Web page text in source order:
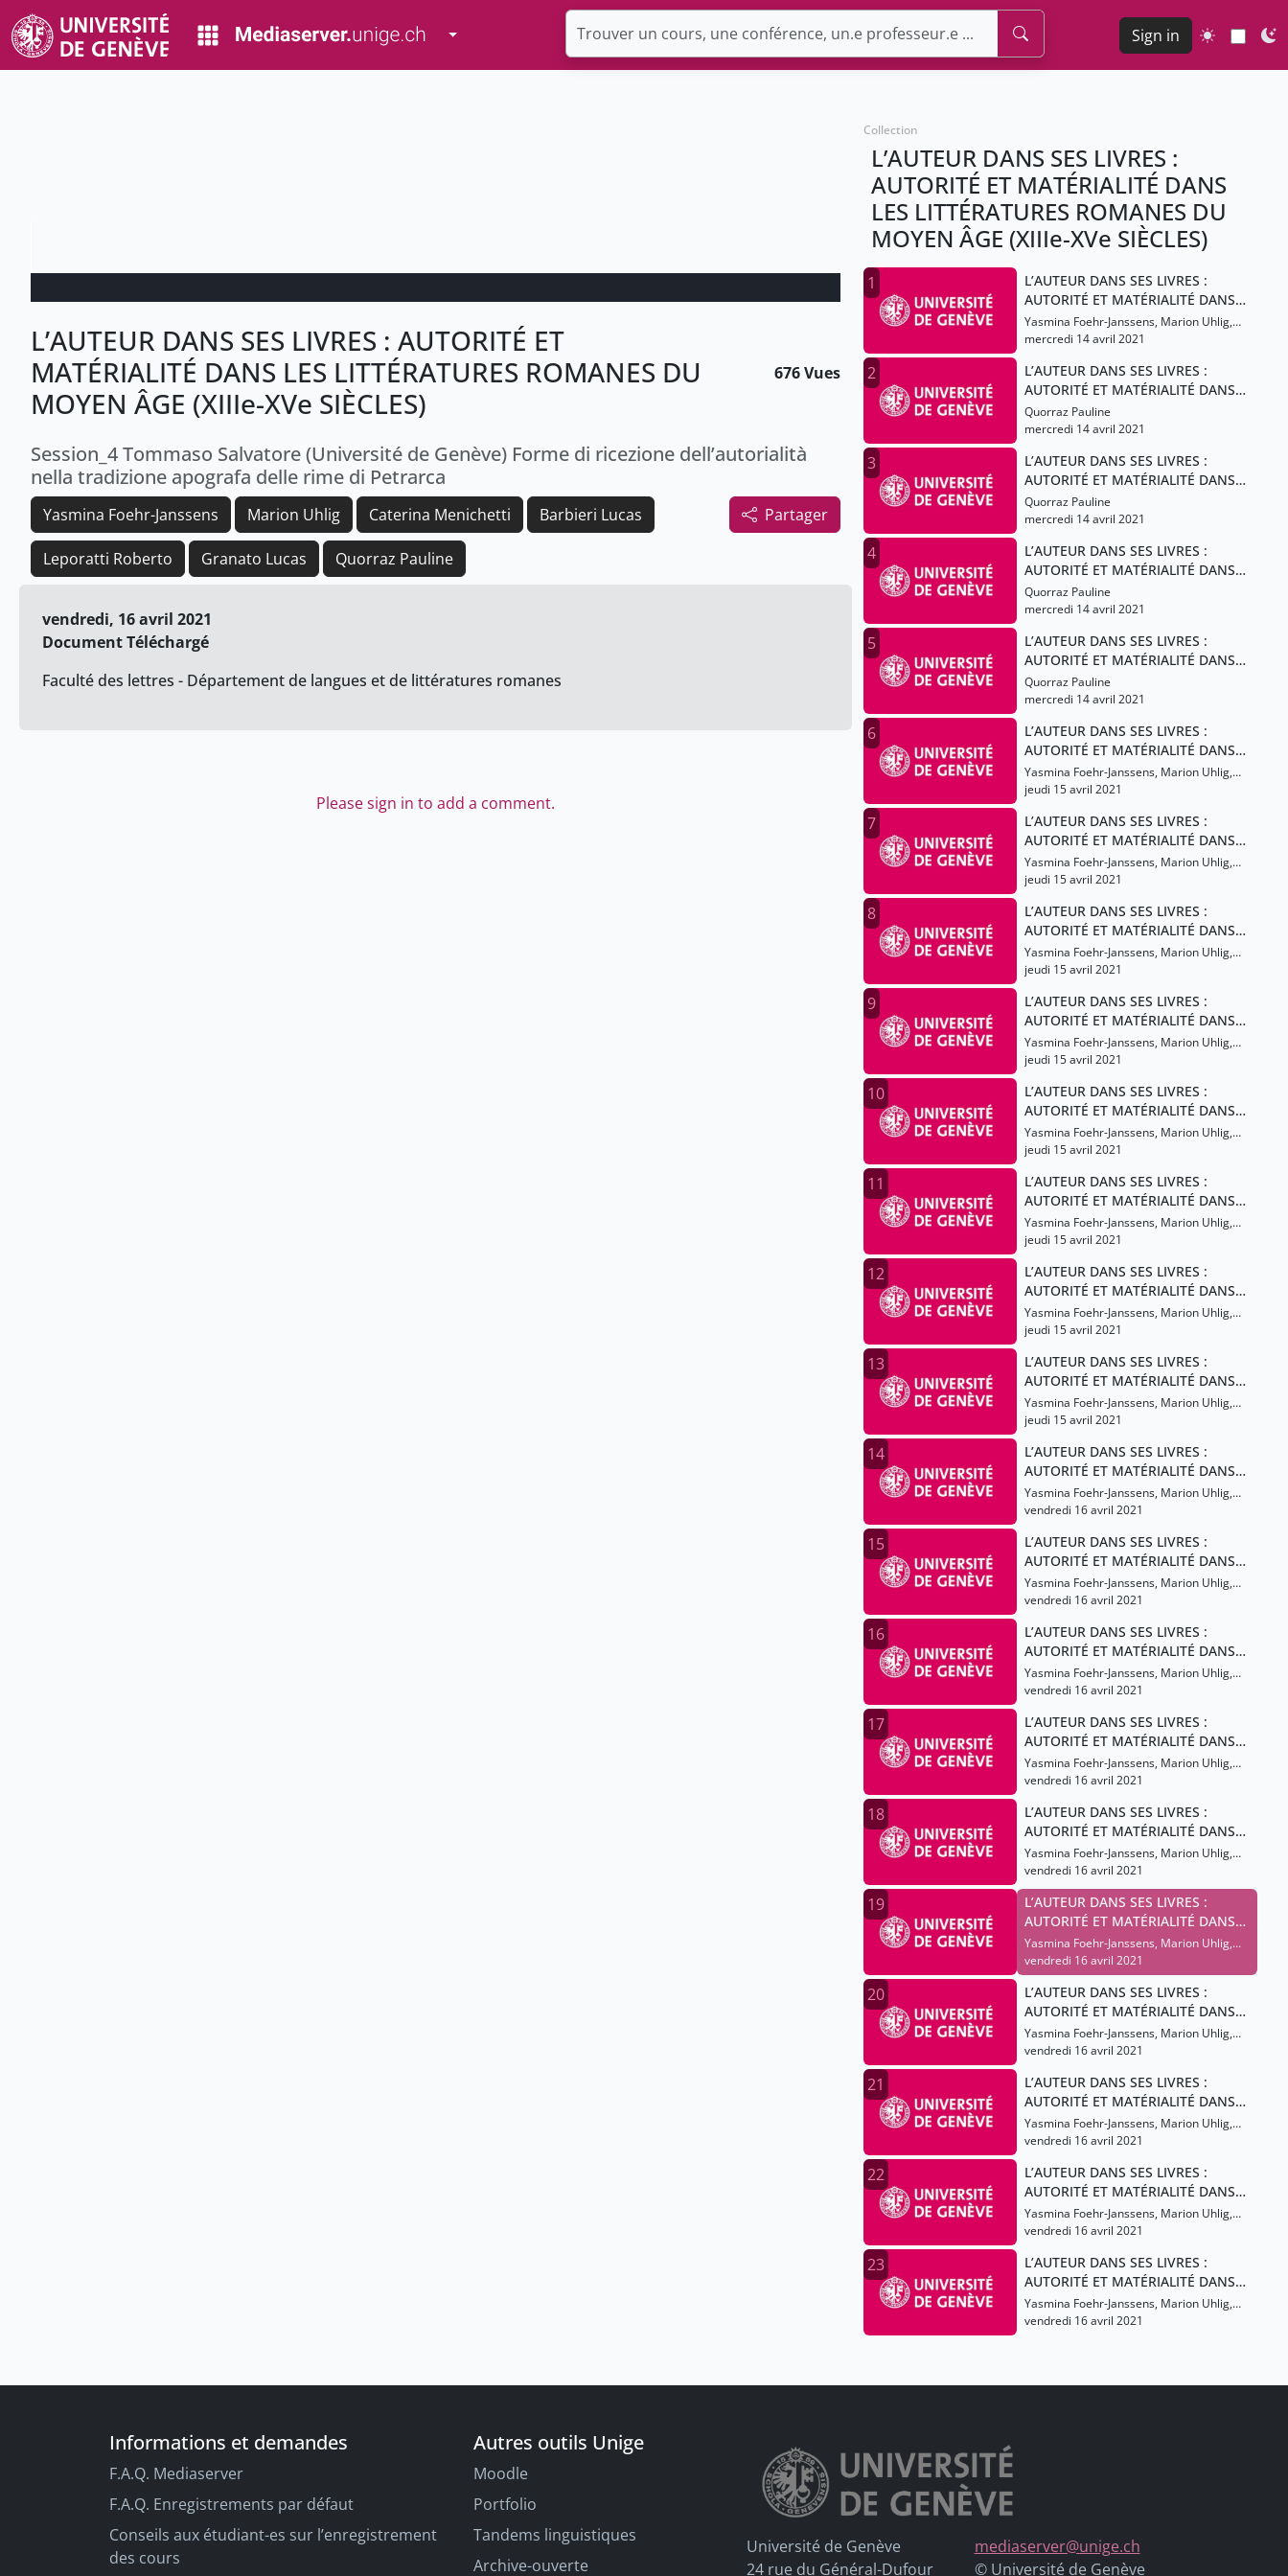
Toggle Dropdown Sign in
L’AUTEUR DANS SES LIVRES : AUTORITÉ ET
MATÉRIALITÉ DANS LES LITTÉRATURES ROMANES DU
MOYEN ÂGE (XIIIe-XVe SIÈCLES)
676 Vues
Session_4 Tommaso Salvatore (Université de Genève) Forme di ricezione dell’autorialità
nella tradizione apografa delle rime di Petrarca
Partager
Yasmina Foehr-Janssens Marion Uhlig Caterina Menichetti Barbieri Lucas
Leporatti Roberto Granato Lucas Quorraz Pauline
vendredi, 16 avril 2021
Document Téléchargé
Faculté des lettres - Département de langues et de littératures romanes
Please sign in to add a comment.
Collection
L’AUTEUR DANS SES LIVRES :
AUTORITÉ ET MATÉRIALITÉ DANS
LES LITTÉRATURES ROMANES DU
MOYEN ÂGE (XIIIe-XVe SIÈCLES)
1
L’AUTEUR DANS SES LIVRES :
AUTORITÉ ET MATÉRIALITÉ DANS
LES LITTÉRATURES ROMANES DU
MOYEN ÂGE (XIIIe-XVe SIÈCLES)
Yasmina Foehr-Janssens, Marion Uhlig,
Caterina Menichetti, Barbieri Lucas,
Quorraz Pauline
mercredi 14 avril 2021
2
L’AUTEUR DANS SES LIVRES :
AUTORITÉ ET MATÉRIALITÉ DANS
LES LITTÉRATURES ROMANES DU
MOYEN ÂGE (XIIIe-XVe SIÈCLES)
Quorraz Pauline
mercredi 14 avril 2021
3
L’AUTEUR DANS SES LIVRES :
AUTORITÉ ET MATÉRIALITÉ DANS
LES LITTÉRATURES ROMANES DU
MOYEN ÂGE (XIIIe-XVe SIÈCLES)
Quorraz Pauline
mercredi 14 avril 2021
4
L’AUTEUR DANS SES LIVRES :
AUTORITÉ ET MATÉRIALITÉ DANS
LES LITTÉRATURES ROMANES DU
MOYEN ÂGE (XIIIe-XVe SIÈCLES)
Quorraz Pauline
mercredi 14 avril 2021
5
L’AUTEUR DANS SES LIVRES :
AUTORITÉ ET MATÉRIALITÉ DANS
LES LITTÉRATURES ROMANES DU
MOYEN ÂGE (XIIIe-XVe SIÈCLES)
Quorraz Pauline
mercredi 14 avril 2021
6
L’AUTEUR DANS SES LIVRES :
AUTORITÉ ET MATÉRIALITÉ DANS
LES LITTÉRATURES ROMANES DU
MOYEN ÂGE (XIIIe-XVe SIÈCLES)
Yasmina Foehr-Janssens, Marion Uhlig,
Caterina Menichetti, Barbieri Lucas,
Quorraz Pauline
jeudi 15 avril 2021
7
L’AUTEUR DANS SES LIVRES :
AUTORITÉ ET MATÉRIALITÉ DANS
LES LITTÉRATURES ROMANES DU
MOYEN ÂGE (XIIIe-XVe SIÈCLES)
Yasmina Foehr-Janssens, Marion Uhlig,
Caterina Menichetti, Barbieri Lucas,
Quorraz Pauline
jeudi 15 avril 2021
8
L’AUTEUR DANS SES LIVRES :
AUTORITÉ ET MATÉRIALITÉ DANS
LES LITTÉRATURES ROMANES DU
MOYEN ÂGE (XIIIe-XVe SIÈCLES)
Yasmina Foehr-Janssens, Marion Uhlig,
Caterina Menichetti, Barbieri Lucas,
Quorraz Pauline
jeudi 15 avril 2021
9
L’AUTEUR DANS SES LIVRES :
AUTORITÉ ET MATÉRIALITÉ DANS
LES LITTÉRATURES ROMANES DU
MOYEN ÂGE (XIIIe-XVe SIÈCLES)
Yasmina Foehr-Janssens, Marion Uhlig,
Caterina Menichetti, Barbieri Lucas,
Quorraz Pauline
jeudi 15 avril 2021
10
L’AUTEUR DANS SES LIVRES :
AUTORITÉ ET MATÉRIALITÉ DANS
LES LITTÉRATURES ROMANES DU
MOYEN ÂGE (XIIIe-XVe SIÈCLES)
Yasmina Foehr-Janssens, Marion Uhlig,
Caterina Menichetti, Barbieri Lucas,
Quorraz Pauline
jeudi 15 avril 2021
11
L’AUTEUR DANS SES LIVRES :
AUTORITÉ ET MATÉRIALITÉ DANS
LES LITTÉRATURES ROMANES DU
MOYEN ÂGE (XIIIe-XVe SIÈCLES)
Yasmina Foehr-Janssens, Marion Uhlig,
Caterina Menichetti, Barbieri Lucas,
Quorraz Pauline
jeudi 15 avril 2021
12
L’AUTEUR DANS SES LIVRES :
AUTORITÉ ET MATÉRIALITÉ DANS
LES LITTÉRATURES ROMANES DU
MOYEN ÂGE (XIIIe-XVe SIÈCLES)
Yasmina Foehr-Janssens, Marion Uhlig,
Caterina Menichetti, Barbieri Lucas,
Quorraz Pauline
jeudi 15 avril 2021
13
L’AUTEUR DANS SES LIVRES :
AUTORITÉ ET MATÉRIALITÉ DANS
LES LITTÉRATURES ROMANES DU
MOYEN ÂGE (XIIIe-XVe SIÈCLES)
Yasmina Foehr-Janssens, Marion Uhlig,
Caterina Menichetti, Barbieri Lucas,
Quorraz Pauline
jeudi 15 avril 2021
14
L’AUTEUR DANS SES LIVRES :
AUTORITÉ ET MATÉRIALITÉ DANS
LES LITTÉRATURES ROMANES DU
MOYEN ÂGE (XIIIe-XVe SIÈCLES)
Yasmina Foehr-Janssens, Marion Uhlig,
Caterina Menichetti, Barbieri Lucas,
Quorraz Pauline
vendredi 16 avril 2021
15
L’AUTEUR DANS SES LIVRES :
AUTORITÉ ET MATÉRIALITÉ DANS
LES LITTÉRATURES ROMANES DU
MOYEN ÂGE (XIIIe-XVe SIÈCLES)
Yasmina Foehr-Janssens, Marion Uhlig,
Caterina Menichetti, Barbieri Lucas,
Quorraz Pauline
vendredi 16 avril 2021
16
L’AUTEUR DANS SES LIVRES :
AUTORITÉ ET MATÉRIALITÉ DANS
LES LITTÉRATURES ROMANES DU
MOYEN ÂGE (XIIIe-XVe SIÈCLES)
Yasmina Foehr-Janssens, Marion Uhlig,
Caterina Menichetti, Barbieri Lucas,
Quorraz Pauline
vendredi 16 avril 2021
17
L’AUTEUR DANS SES LIVRES :
AUTORITÉ ET MATÉRIALITÉ DANS
LES LITTÉRATURES ROMANES DU
MOYEN ÂGE (XIIIe-XVe SIÈCLES)
Yasmina Foehr-Janssens, Marion Uhlig,
Caterina Menichetti, Barbieri Lucas,
Quorraz Pauline
vendredi 16 avril 2021
18
L’AUTEUR DANS SES LIVRES :
AUTORITÉ ET MATÉRIALITÉ DANS
LES LITTÉRATURES ROMANES DU
MOYEN ÂGE (XIIIe-XVe SIÈCLES)
Yasmina Foehr-Janssens, Marion Uhlig,
Caterina Menichetti, Barbieri Lucas,
Leporatti Roberto, Granato Lucas,
Quorraz Pauline
vendredi 16 avril 2021
19
L’AUTEUR DANS SES LIVRES :
AUTORITÉ ET MATÉRIALITÉ DANS
LES LITTÉRATURES ROMANES DU
MOYEN ÂGE (XIIIe-XVe SIÈCLES)
Yasmina Foehr-Janssens, Marion Uhlig,
Caterina Menichetti, Barbieri Lucas,
Leporatti Roberto, Granato Lucas,
Quorraz Pauline
vendredi 16 avril 2021
20
L’AUTEUR DANS SES LIVRES :
AUTORITÉ ET MATÉRIALITÉ DANS
LES LITTÉRATURES ROMANES DU
MOYEN ÂGE (XIIIe-XVe SIÈCLES)
Yasmina Foehr-Janssens, Marion Uhlig,
Caterina Menichetti, Barbieri Lucas,
Quorraz Pauline
vendredi 16 avril 2021
21
L’AUTEUR DANS SES LIVRES :
AUTORITÉ ET MATÉRIALITÉ DANS
LES LITTÉRATURES ROMANES DU
MOYEN ÂGE (XIIIe-XVe SIÈCLES)
Yasmina Foehr-Janssens, Marion Uhlig,
Caterina Menichetti, Barbieri Lucas,
Quorraz Pauline
vendredi 16 avril 2021
22
L’AUTEUR DANS SES LIVRES :
AUTORITÉ ET MATÉRIALITÉ DANS
LES LITTÉRATURES ROMANES DU
MOYEN ÂGE (XIIIe-XVe SIÈCLES)
Yasmina Foehr-Janssens, Marion Uhlig,
Caterina Menichetti, Barbieri Lucas,
Quorraz Pauline
vendredi 16 avril 2021
23
L’AUTEUR DANS SES LIVRES :
AUTORITÉ ET MATÉRIALITÉ DANS
LES LITTÉRATURES ROMANES DU
MOYEN ÂGE (XIIIe-XVe SIÈCLES)
Yasmina Foehr-Janssens, Marion Uhlig,
Caterina Menichetti, Barbieri Lucas,
vendredi 16 avril 2021
Informations et demandes
F.A.Q. Mediaserver
F.A.Q. Enregistrements par défaut
Conseils aux étudiant-es sur l’enregistrement
des cours
Autres outils Unige
Moodle
Portfolio
Tandems linguistiques
Archive-ouverte
Université de Genève
24 rue du Général-Dufour
mediaserver@unige.ch
© Université de Genève